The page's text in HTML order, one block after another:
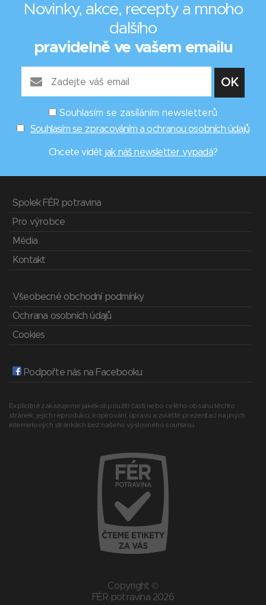
Novinky, akce, recepty a mnoho
dalšího
pravidelně ve vašem emailu
Souhlasím se zasíláním newsletterů
Souhlasím se zpracováním a ochranou osobních údajů
Chcete vidět jak náš newsletter vypadá?
Spolek FÉR potravina
Pro výrobce
Média
Kontakt
Všeobecné obchodní podmínky
Ochrana osobních údajů
Cookies
Podpořte nás na Facebooku
Explicitně zakazujeme jakékoli použití části nebo celého obsahu těchto
stránek, jejich reprodukci, kopírování, úpravu a zvláště prezentaci na jiných
internetových stránkách bez našeho výslovného souhlasu.
Copyright ©
FÉR potravina 2026